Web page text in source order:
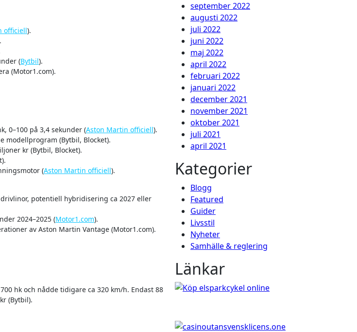
officiell).
(Bytbil).
(Motor1.com).
0–100 på 3,4 sekunder (Aston Martin officiell).
modellprogram (Bytbil, Blocket).
kr (Bytbil, Blocket).
(Aston Martin officiell).
potentiell hybridisering ca 2027 eller
2024–2025 (Motor1.com).
av Aston Martin Vantage (Motor1.com).
hk och nådde tidigare ca 320 km/h. Endast 88
(Bytbil).
september 2022
augusti 2022
juli 2022
juni 2022
maj 2022
april 2022
februari 2022
januari 2022
december 2021
november 2021
oktober 2021
juli 2021
april 2021
Kategorier
Blogg
Featured
Guider
Livsstil
Nyheter
Samhälle & reglering
Länkar